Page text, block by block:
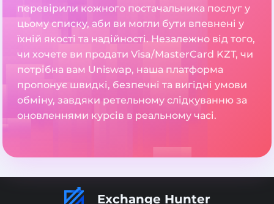
перевірили кожного постачальника послуг у
цьому списку, аби ви могли бути впевнені у
їхній якості та надійності. Незалежно від того,
чи хочете ви продати Visa/MasterCard KZT, чи
потрібна вам Uniswap, наша платформа
пропонує швидкі, безпечні та вигідні умови
обміну, завдяки ретельному слідкуванню за
оновленнями курсів в реальному часі.
Exchange Hunter